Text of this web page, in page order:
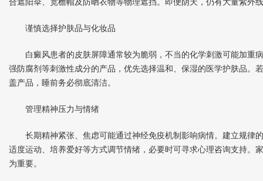
谨慎选择护肤品与化妆品
白癜风患者的皮肤屏障通常较为脆弱，不当的化学刺激可能加重
强防腐剂等刺激性成分的产品，优先选择温和、保湿的医学护肤品。
盖产品，睡前务必彻底清洁。
管理精神压力与情绪
长期精神紧张、焦虑可能通过神经免疫机制影响病情。建立规律
适度运动、培养爱好等方式调节情绪，必要时可寻求心理咨询支持。
为重要。